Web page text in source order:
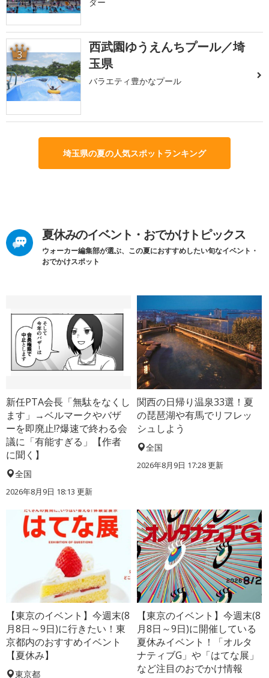
ダー
3
西武園ゆうえんちプール／埼
玉県
バラエティ豊かなプール
埼玉県の夏の人気スポットランキング
夏休みのイベント・おでかけトピックス
ウォーカー編集部が選ぶ、この夏におすすめしたい旬なイベント・
おでかけスポット
新任PTA会長「無駄をなくし
ます」→ベルマークやバザ
ーを即廃止!?爆速で終わる会
議に「有能すぎる」【作者
に聞く】
全国
2026年8月9日 18:13 更新
関西の日帰り温泉33選！夏
の琵琶湖や有馬でリフレッ
シュしよう
全国
2026年8月9日 17:28更新
【東京のイベント】今週末(8
月8日～9日)に行きたい！東
京都内のおすすめイベント
【夏休み】
東京都
【東京のイベント】今週末(8
月8日～9日)に開催している
夏休みイベント！「オルタ
ナティブG」や「はてな展」
など注目のおでかけ情報